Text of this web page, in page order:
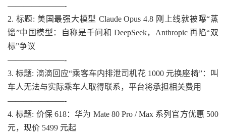
———————-
2. 标题: 美国最强大模型 Claude Opus 4.8 刚上线就被曝“蒸
馏”中国模型：自称是千问和 DeepSeek，Anthropic 再陷“双
标”争议
———————-
3. 标题: 滴滴回应“乘客车内排泄司机花 1000 元换座椅”：叫
车人无法与实际乘车人取得联系，平台将承担相关费用
———————-
4. 标题: 价保 618：华为 Mate 80 Pro / Max 系列官方优惠 500
元，现价 5499 元起